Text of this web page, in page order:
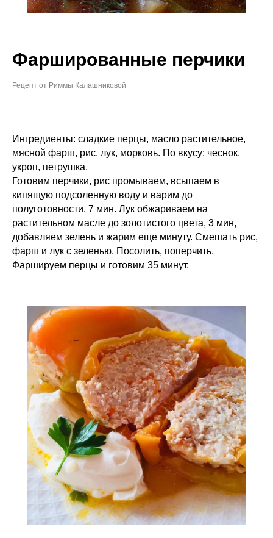
Фаршированные перчики
Рецепт от Риммы Калашниковой
Ингредиенты: сладкие перцы, масло растительное,
мясной фарш, рис, лук, морковь. По вкусу: чеснок,
укроп, петрушка.
Готовим перчики, рис промываем, всыпаем в
кипящую подсоленную воду и варим до
полуготовности, 7 мин. Лук обжариваем на
растительном масле до золотистого цвета, 3 мин,
добавляем зелень и жарим еще минуту. Смешать рис,
фарш и лук с зеленью. Посолить, поперчить.
Фаршируем перцы и готовим 35 минут.